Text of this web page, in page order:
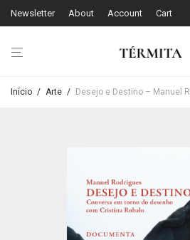
Newsletter About Account Cart
Início / Arte / Desejo e Destino – Manuel